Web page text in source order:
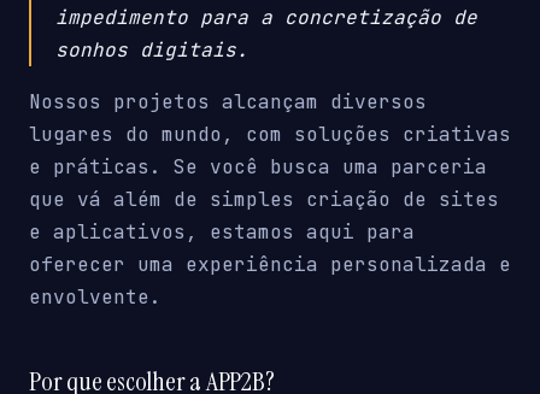
impedimento para a concretização de
sonhos digitais.
Nossos projetos alcançam diversos
lugares do mundo, com soluções criativas
e práticas. Se você busca uma parceria
que vá além de simples criação de sites
e aplicativos, estamos aqui para
oferecer uma experiência personalizada e
envolvente.
Por que escolher a APP2B?